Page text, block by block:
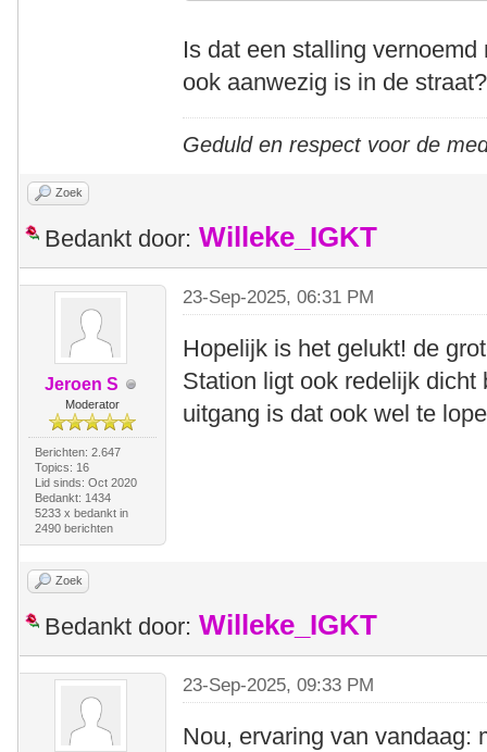
Is dat een stalling
ook aanwezig is in de
Geduld en respect voor de
Zoek
Bedankt door: Willeke_IGKT
Jeroen S
Moderator
Berichten: 2.647
Topics: 16
Lid sinds: Oct 2020
Bedankt: 1434
5233 x bedankt in
2490 berichten
23-Sep-2025, 06:31 PM
Hopelijk is het gelukt! de
Station ligt ook redelijk
uitgang is dat ook wel te
Zoek
Bedankt door: Willeke_IGKT
23-Sep-2025, 09:33 PM
Nou, ervaring van vandaag: